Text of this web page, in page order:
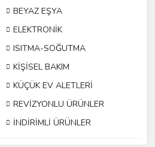
BEYAZ EŞYA
ELEKTRONİK
ISITMA-SOĞUTMA
KİŞİSEL BAKIM
KÜÇÜK EV ALETLERİ
REVİZYONLU ÜRÜNLER
İNDİRİMLİ ÜRÜNLER